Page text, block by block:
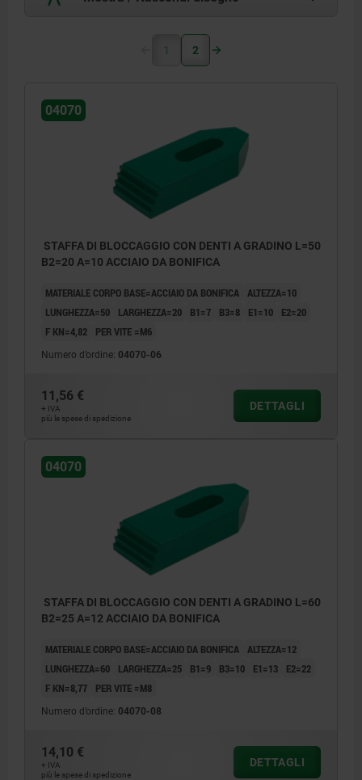
1 2
04070
STAFFA DI BLOCCAGGIO CON DENTI A GRADINO L=50
B2=20 A=10 ACCIAIO DA BONIFICA
MATERIALE CORPO BASE=ACCIAIO DA BONIFICA ALTEZZA=10
LUNGHEZZA=50
LARGHEZZA=20 B1=7 B3=8 E1=10
E2=20
F KN=4,82
PER VITE =M6
Numero d’ordine: 04070-06
11,56 €
+ IVA
più le spese di spedizione
DETTAGLI
04070
STAFFA DI BLOCCAGGIO CON DENTI A GRADINO L=60
B2=25 A=12 ACCIAIO DA BONIFICA
MATERIALE CORPO BASE=ACCIAIO DA BONIFICA ALTEZZA=12
LUNGHEZZA=60
LARGHEZZA=25 B1=9 B3=10 E1=13
E2=22
F KN=8,77
PER VITE =M8
Numero d’ordine: 04070-08
14,10 €
+ IVA
più le spese di spedizione
DETTAGLI